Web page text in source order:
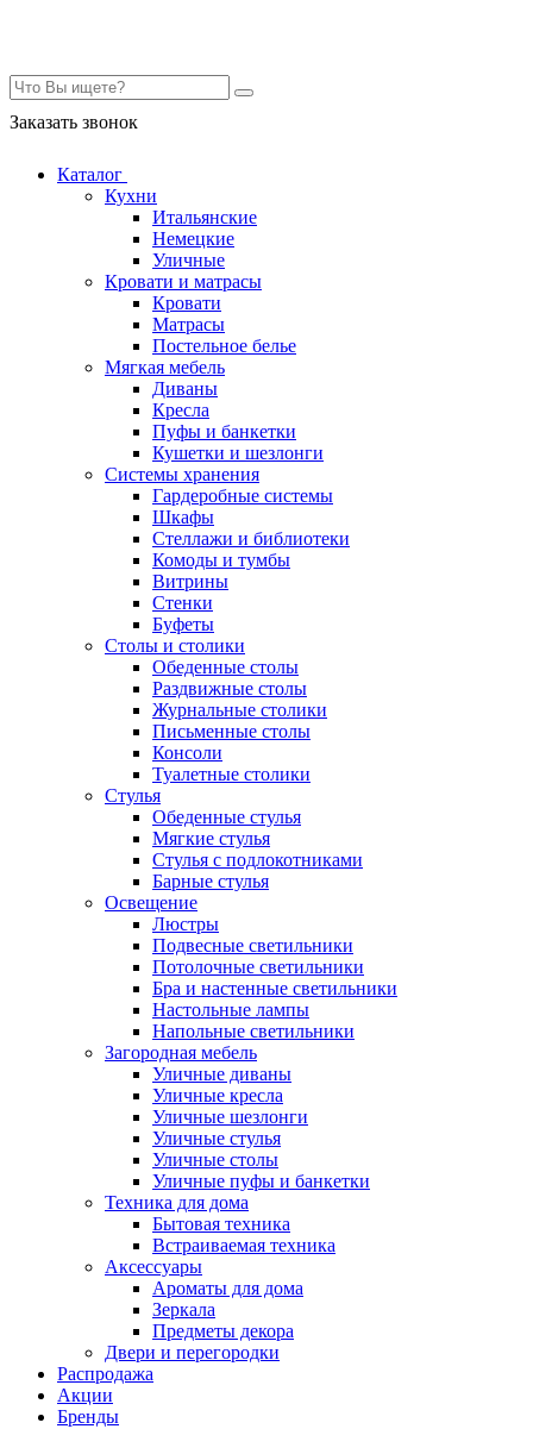
Заказать звонок
Каталог
Кухни
Итальянские
Немецкие
Уличные
Кровати и матрасы
Кровати
Матрасы
Постельное белье
Мягкая мебель
Диваны
Кресла
Пуфы и банкетки
Кушетки и шезлонги
Системы хранения
Гардеробные системы
Шкафы
Стеллажи и библиотеки
Комоды и тумбы
Витрины
Стенки
Буфеты
Столы и столики
Обеденные столы
Раздвижные столы
Журнальные столики
Письменные столы
Консоли
Туалетные столики
Стулья
Обеденные стулья
Мягкие стулья
Стулья с подлокотниками
Барные стулья
Освещение
Люстры
Подвесные светильники
Потолочные светильники
Бра и настенные светильники
Настольные лампы
Напольные светильники
Загородная мебель
Уличные диваны
Уличные кресла
Уличные шезлонги
Уличные стулья
Уличные столы
Уличные пуфы и банкетки
Техника для дома
Бытовая техника
Встраиваемая техника
Аксессуары
Ароматы для дома
Зеркала
Предметы декора
Двери и перегородки
Распродажа
Акции
Бренды